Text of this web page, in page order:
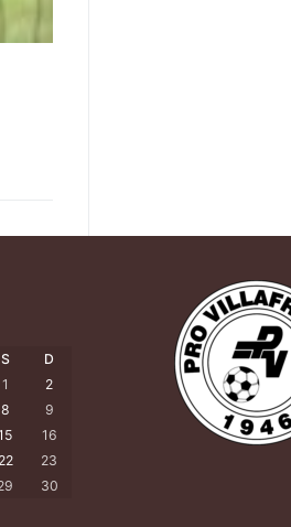
S
D
1
2
8
9
16
22
23
30